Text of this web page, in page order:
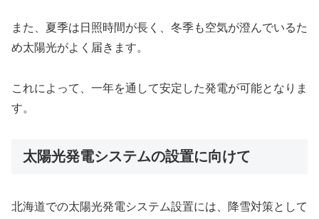
また、夏季は日照時間が長く、冬季も空気が澄んでいるた
め太陽光がよく届きます。
これによって、一年を通して安定した発電が可能となりま
す。
太陽光発電システムの設置に向けて
北海道での太陽光発電システム設置には、降雪対策として